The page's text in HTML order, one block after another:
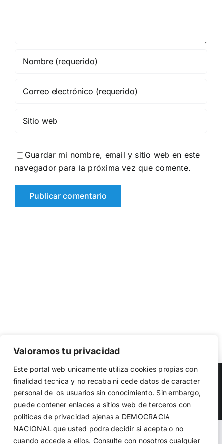
Valoramos tu privacidad
Este portal web unicamente utiliza cookies propias con
finalidad tecnica y no recaba ni cede datos de caracter
personal de los usuarios sin conocimiento. Sin embargo,
puede contener enlaces a sitios web de terceros con
politicas de privacidad ajenas a DEMOCRACIA
NACIONAL que usted podra decidir si acepta o no
cuando accede a ellos. Consulte con nosotros cualquier
Guardar mi nombre, email y sitio web en este
navegador para la próxima vez que comente.
Copyright 2023 | Democracia Nacional | All Rights Reserved
Facebook
TwitterInstagram
Warning: Undefined variable $visibility_homepage in
el funcionamiento de la web, medir su uso y mejorar
nuestros servicios. Puede aceptar todas las cookies,
rechazar las no necesarias o configurar sus preferencias.
Política de cookies
Aceptar todo